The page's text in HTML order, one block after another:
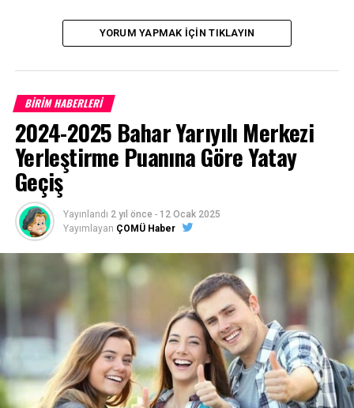
Facebook
Mastodon
EmailShare
İLIŞKILI BAŞLIKLAR:
ÇOMÜ Alman Öğrencileri Ağırladı
KAÇIRMAYIN
MUHABERATÇI FİRAS CHP-ESED ZİRVESİNDE
YORUM YAPMAK İÇIN TIKLAYIN
BİRİM HABERLERİ
2024-2025 Bahar Yarıyılı Merkezi
Yerleştirme Puanına Göre Yatay
Geçiş
Yayınlandı 2 yıl önce - 12 Ocak 2025
Yayımlayan ÇOMÜ Haber